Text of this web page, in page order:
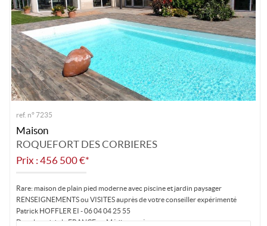
ref. n° 7235
Maison
ROQUEFORT DES CORBIERES
Prix : 456 500 €*
Rare: maison de plain pied moderne avec piscine et jardin paysager
RENSEIGNEMENTS ou VISITES auprès de votre conseiller expérimenté
Patrick HOFFLER EI - 06 04 04 25 55
Dans le sud de la FRANCE en Méditerranée,...